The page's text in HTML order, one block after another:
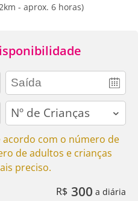
- aprox. 6 horas)
children
com o número de
de adultos e crianças
preciso.
R$ 300 a diária